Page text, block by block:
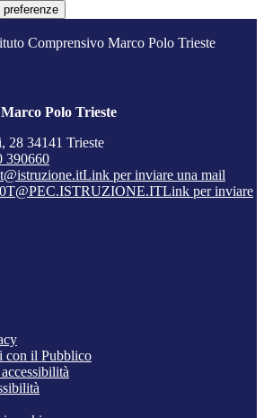
Comprensivo Marco Polo Trieste
Polo Trieste
28 34141 Trieste
390660
Link per inviare una mail
Link per inviare
con il Pubblico